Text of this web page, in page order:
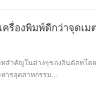
รื่องพิมพ์ดีกว่าจุดเม
ำคัญในต่างๆของอินดัสทโด
ารอุตสาหกรรม...